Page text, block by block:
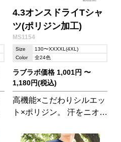
4.3オンスドライTシャ
ツ(ポリジン加工)
MS1154
Size
130〜XXXXL(4XL)
Color
全24色
ラブラボ価格 1,001円 〜
1,180円(税込)
高機能×こだわりシルエッ
ト×ポリジン。 汗をニオイ
シャレにさわやかに。